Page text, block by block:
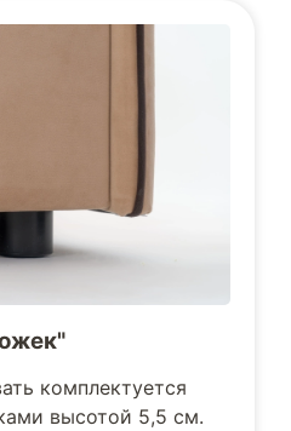
комплектуется
высотой 5,5 см.